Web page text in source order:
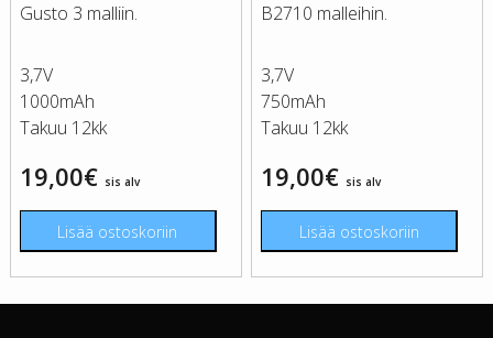
Gusto 3 malliin.
3,7V
1000mAh
Takuu 12kk
19,00€ sis alv
Lisää ostoskoriin
B2710 malleihin.
3,7V
750mAh
Takuu 12kk
19,00€ sis alv
Lisää ostoskoriin